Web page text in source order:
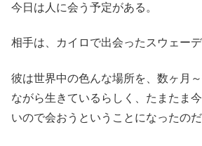
今日は人に会う予定がある。
相手は、カイロで出会ったスウェー
彼は世界中の色んな場所を、数ヶ月
ながら生きているらしく、たまたま
いので会おうということになったのだ